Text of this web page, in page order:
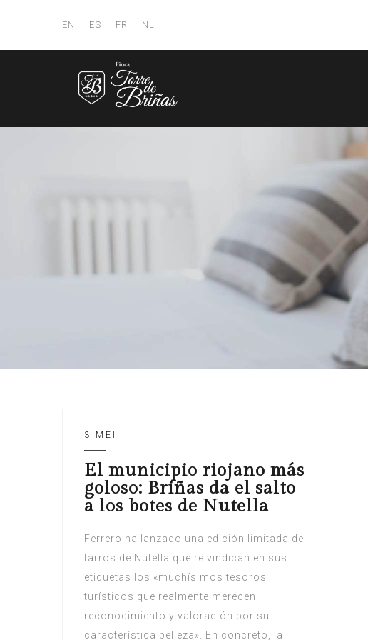
EN ES FR NL
3 MEI
El municipio riojano más
goloso: Briñas da el salto
a los botes de Nutella
Ferrero ha lanzado una edición limitada de
tarros de Nutella que reivindican en sus
etiquetas los «muchísimos tesoros
turísticos que realmente merecen
reconocimiento y valoración por su
característica belleza». En concreto, la